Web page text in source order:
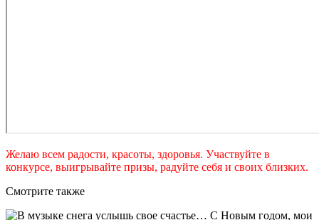
Желаю всем радости, красоты, здоровья. Участвуйте в
конкурсе, выигрывайте призы, радуйте себя и своих близких.
Смотрите также